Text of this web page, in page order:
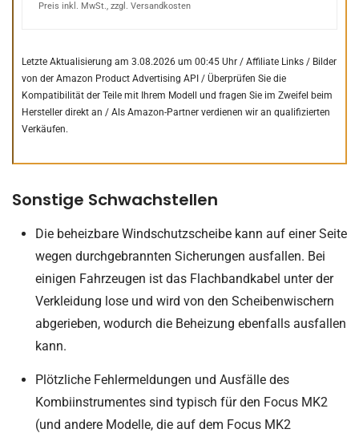
Preis inkl. MwSt., zzgl. Versandkosten
Letzte Aktualisierung am 3.08.2026 um 00:45 Uhr / Affiliate Links / Bilder
von der Amazon Product Advertising API / Überprüfen Sie die
Kompatibilität der Teile mit Ihrem Modell und fragen Sie im Zweifel beim
Hersteller direkt an / Als Amazon-Partner verdienen wir an qualifizierten
Verkäufen.
Sonstige Schwachstellen
Die beheizbare Windschutzscheibe kann auf einer Seite
wegen durchgebrannten Sicherungen ausfallen. Bei
einigen Fahrzeugen ist das Flachbandkabel unter der
Verkleidung lose und wird von den Scheibenwischern
abgerieben, wodurch die Beheizung ebenfalls ausfallen
kann.
Plötzliche Fehlermeldungen und Ausfälle des
Kombiinstrumentes sind typisch für den Focus MK2
(und andere Modelle, die auf dem Focus MK2